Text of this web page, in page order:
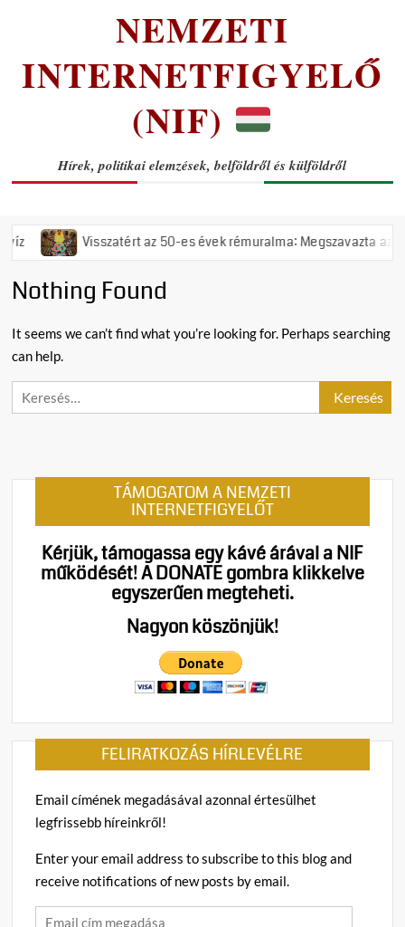
NEMZETI
INTERNETFIGYELŐ
(NIF)
Hírek, politikai elemzések, belföldről és külföldről
Visszatért az 50-es évek rémuralma: Megszavazta az
Nothing Found
It seems we can’t find what you’re looking for. Perhaps searching
can help.
Keresés:
TÁMOGATOM A NEMZETI
INTERNETFIGYELŐT
Kérjük, támogassa egy kávé árával a NIF
működését!A DONATE gombra klikkelve
egyszerűen megteheti.
Nagyon köszönjük!
FELIRATKOZÁS HÍRLEVÉLRE
Email címének megadásával azonnal értesülhet
legfrissebb híreinkről!
Enter your email address to subscribe to this blog and
receive notifications of new posts by email.
Email